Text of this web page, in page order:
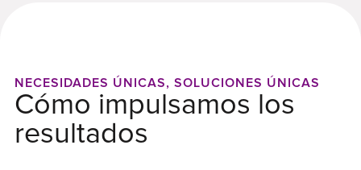
NECESIDADES ÚNICAS, SOLUCIONES ÚNICAS
Cómo impulsamos los
resultados